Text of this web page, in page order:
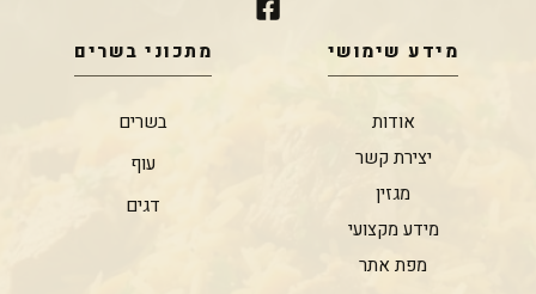
מידע שימושי
אודות
יצירת קשר
מגזין
מידע מקצועי
מפת אתר
מתכוני בשרים
בשרים
עוף
דגים